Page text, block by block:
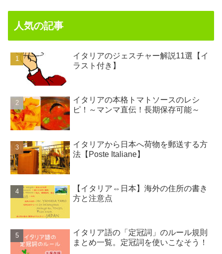
人気の記事
イタリアのジェスチャー解説11選【イ
ラスト付き】
イタリアの本格トマトソースのレシ
ピ！～マンマ直伝！長期保存可能～
イタリアから日本へ荷物を郵送する方
法【Poste Italiane】
【イタリア⇔日本】海外の住所の書き
方と注意点
イタリア語の「定冠詞」のルール規則
まとめ一覧。定冠詞を使いこなそう！